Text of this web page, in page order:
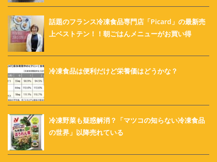
話題のフランス冷凍食品専門店「Picard」の最新売
上ベストテン！！朝ごはんメニューがお買い得
冷凍食品は便利だけど栄養価はどうかな？
冷凍野菜も疑惑解消？「マツコの知らない冷凍食品
の世界」以降売れている